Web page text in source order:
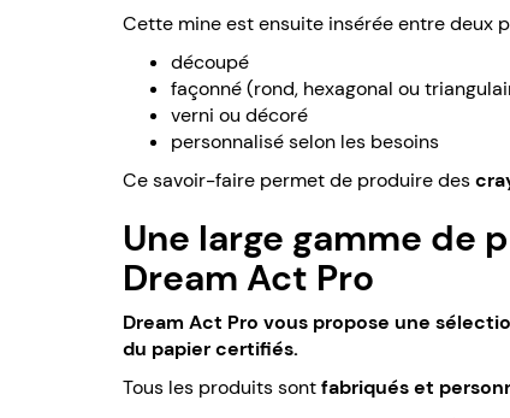
Cette mine est ensuite insérée entre deux
découpé
façonné (rond, hexagonal ou
verni ou décoré
personnalisé selon les besoins
Ce savoir-faire permet de produire des
Une large gamme de
Dream Act Pro
Dream Act Pro vous propose une
du papier certifiés.
Tous les produits sontfabriqués et